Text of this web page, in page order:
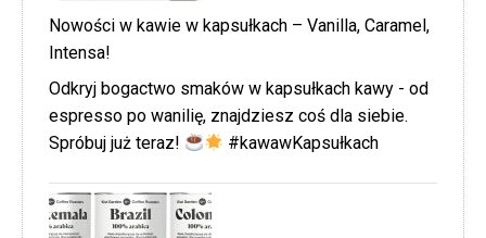
Nowości w kawie w kapsułkach – Vanilla, Caramel,
Intensa!
Odkryj bogactwo smaków w kapsułkach kawy - od
espresso po wanilię, znajdziesz coś dla siebie.
Spróbuj już teraz!
#kawawKapsułkach